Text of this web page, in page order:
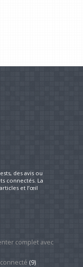
des avis ou
connectés. La
et l’œil
complet avec
(9)